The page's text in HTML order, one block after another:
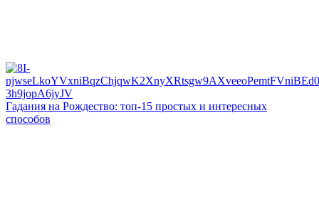
Гадания на Рождество: топ-15 простых и интересных
способов